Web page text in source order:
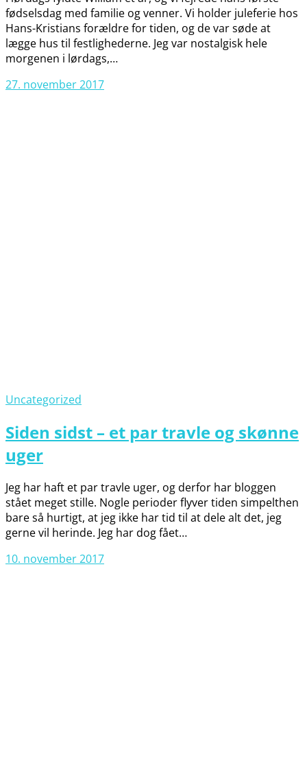
fødselsdag med familie og venner. Vi holder juleferie hos
Hans-Kristians forældre for tiden, og de var søde at
lægge hus til festlighederne. Jeg var nostalgisk hele
morgenen i lørdags,…
27. november 2017
Uncategorized
Siden sidst – et par travle og skønne
uger
Jeg har haft et par travle uger, og derfor har bloggen
stået meget stille. Nogle perioder flyver tiden simpelthen
bare så hurtigt, at jeg ikke har tid til at dele alt det, jeg
gerne vil herinde. Jeg har dog fået…
10. november 2017